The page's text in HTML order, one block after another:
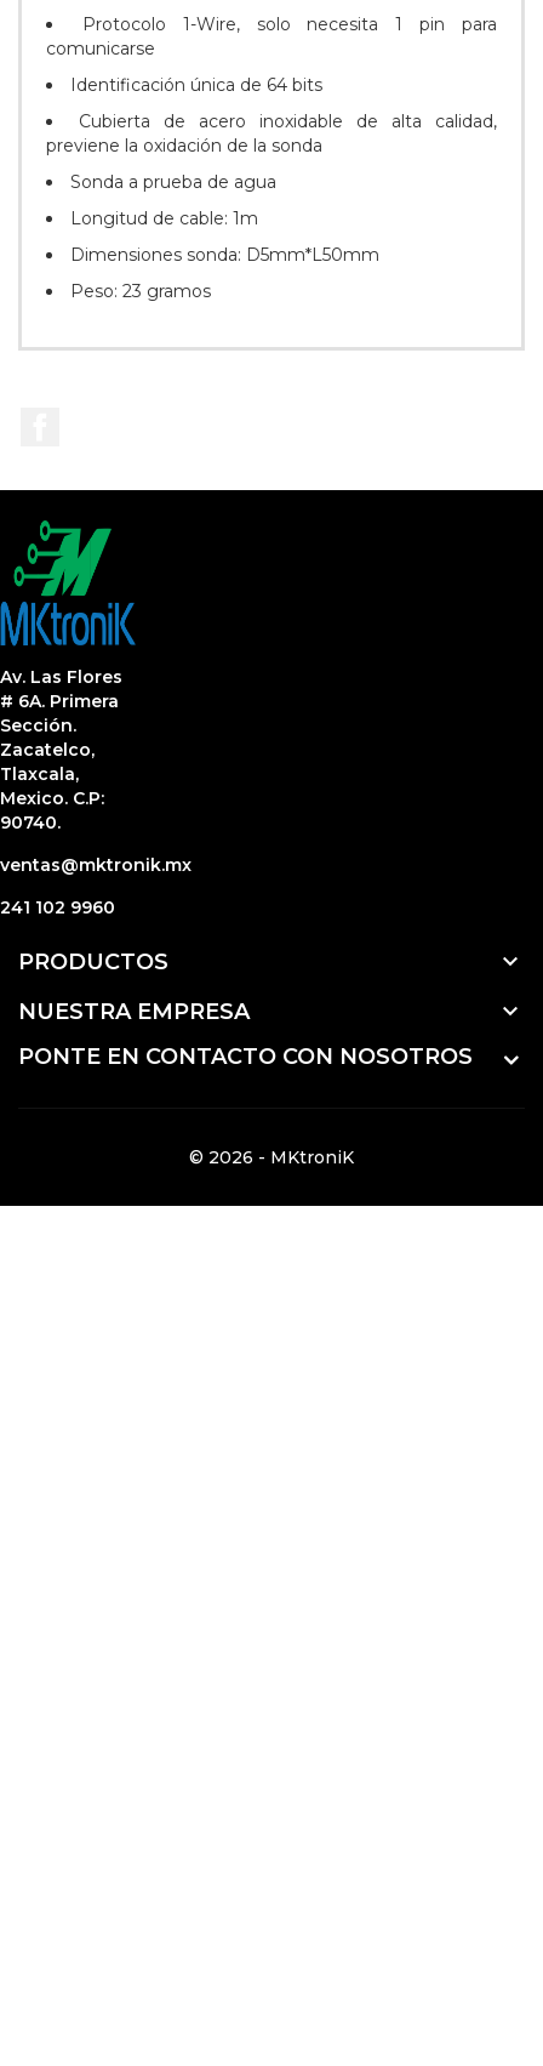
Protocolo 1-Wire, solo necesita 1 pin para
comunicarse
Identificación única de 64 bits
Cubierta de acero inoxidable de alta calidad,
previene la oxidación de la sonda
Sonda a prueba de agua
Longitud de cable: 1m
Dimensiones sonda: D5mm*L50mm
Peso: 23 gramos
Av. Las Flores
# 6A. Primera
Sección.
Zacatelco,
Tlaxcala,
Mexico. C.P:
90740.
ventas@mktronik.mx
241 102 9960
PRODUCTOS 
NUESTRA EMPRESA 
PONTE EN CONTACTO CON NOSOTROS
© 2026 - MKtroniK